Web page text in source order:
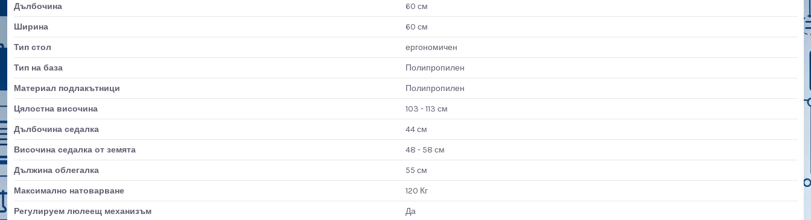
Дълбочина
60 см
Ширина
60 см
Тип стол
ергономичен
Тип на база
Полипропилен
Материал подлакътници
Полипропилен
Цялостна височина
103 - 113 см
Дълбочина седалка
44 см
Височина седалка от земята
48 - 58 см
Дължина облегалка
55 см
Максимално натоварване
120 Кг
Регулируем люлеещ механизъм
Да